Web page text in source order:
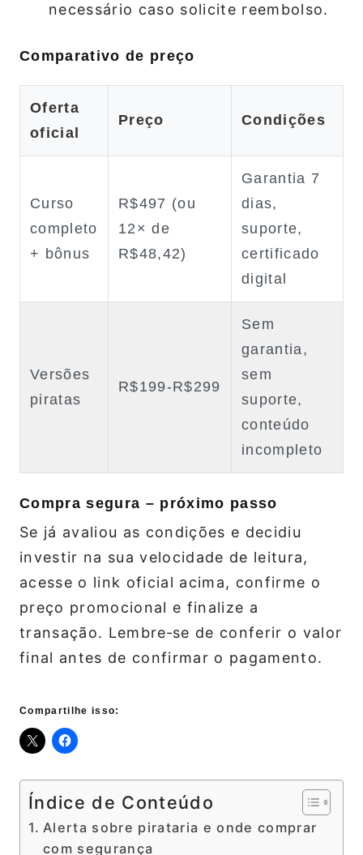
necessário caso solicite reembolso.
Comparativo de preço
Oferta
oficial
Preço Condições
Curso
completo
+ bônus
R$497 (ou
12× de
R$48,42)
Garantia 7
dias,
suporte,
certificado
digital
Versões
piratas
R$199‑R$299
Sem
garantia,
sem
suporte,
conteúdo
incompleto
Compra segura – próximo passo
Se já avaliou as condições e decidiu
investir na sua velocidade de leitura,
acesse o link oficial acima, confirme o
preço promocional e finalize a
transação. Lembre‑se de conferir o valor
final antes de confirmar o pagamento.
Compartilhe isso:
Índice de Conteúdo
Alerta sobre pirataria e onde comprar
com segurança